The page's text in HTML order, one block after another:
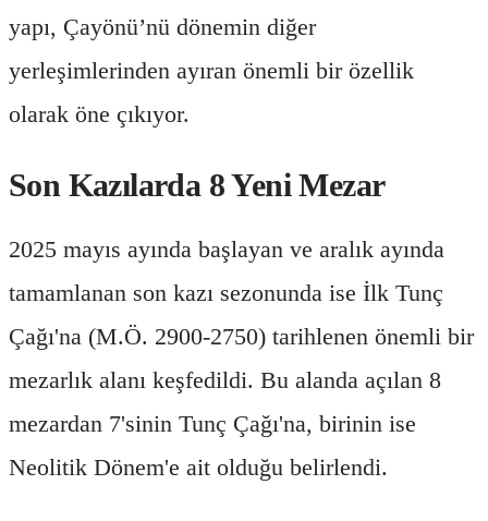
yapı, Çayönü’nü dönemin diğer
yerleşimlerinden ayıran önemli bir özellik
olarak öne çıkıyor.
Son Kazılarda 8 Yeni Mezar
2025 mayıs ayında başlayan ve aralık ayında
tamamlanan son kazı sezonunda ise İlk Tunç
Çağı'na (M.Ö. 2900-2750) tarihlenen önemli bir
mezarlık alanı keşfedildi. Bu alanda açılan 8
mezardan 7'sinin Tunç Çağı'na, birinin ise
Neolitik Dönem'e ait olduğu belirlendi.